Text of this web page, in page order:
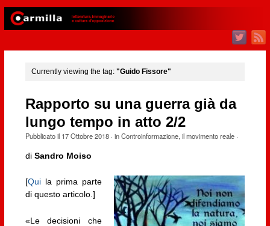
Currently viewing the tag: "Guido Fissore"
Rapporto su una guerra già da
lungo tempo in atto 2/2
Pubblicato il 17 Ottobre 2018· inControinformazione, il movimento reale·
di Sandro Moiso
[Quila prima parte
di questo articolo.]
«Le decisioni che